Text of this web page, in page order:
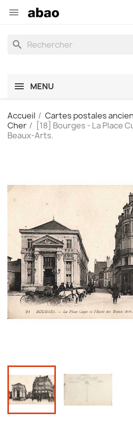

search
MENU
Accueil Cartes postales
Cher
[18] Bourges - La Place
Beaux-Arts.